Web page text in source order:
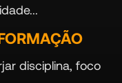
disciplina, foco